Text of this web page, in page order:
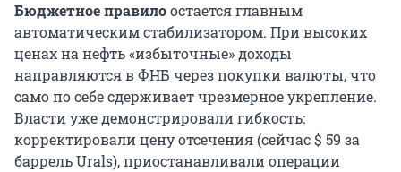
Бюджетное правилоостается главным
автоматическим стабилизатором. При высоких
ценах на нефть «избыточные» доходы
направляются в ФНБ через покупки валюты, что
само по себе сдерживает чрезмерное укрепление.
Власти уже демонстрировали гибкость:
корректировали цену отсечения (сейчас$ 59 за
баррель Urals), приостанавливали операции